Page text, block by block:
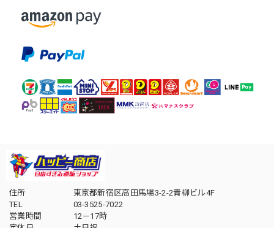
住所
東京都新宿区高田馬場3-2-2青柳ビル4F
TEL
03-3525-7022
営業時間
12－17時